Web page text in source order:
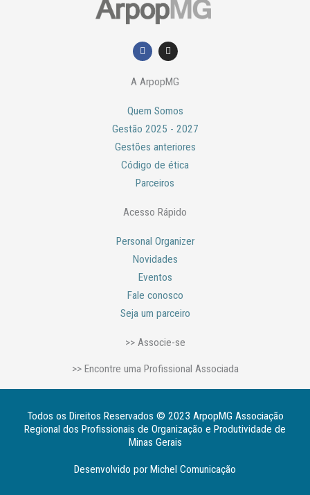
F
a
b
k
I
n
a
a
A ArpopMG
Quem Somos
Gestão 2025 - 2027
Gestões anteriores
Código de ética
Parceiros
Acesso Rápido
Personal Organizer
Novidades
Eventos
Fale conosco
Seja um parceiro
>> Associe-se
>> Encontre uma Profissional Associada
Todos os Direitos Reservados © 2023 ArpopMG Associação
Regional dos Profissionais de Organização e Produtividade de
Minas Gerais
Desenvolvido por Michel Comunicação